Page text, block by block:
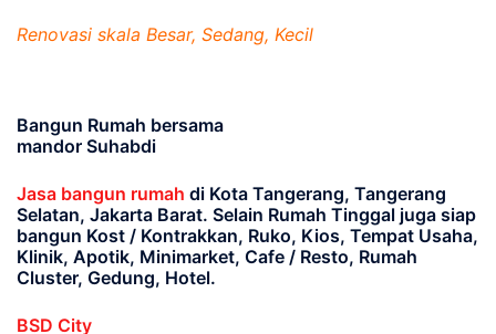
Renovasi skala Besar, Sedang, Kecil
Bangun Rumah bersama
mandor Suhabdi
Jasa bangun rumah di Kota Tangerang, Tangerang
Selatan, Jakarta Barat. Selain Rumah Tinggal juga siap
bangun Kost / Kontrakkan, Ruko, Kios, Tempat Usaha,
Klinik, Apotik, Minimarket, Cafe / Resto, Rumah
Cluster, Gedung, Hotel.
BSD City